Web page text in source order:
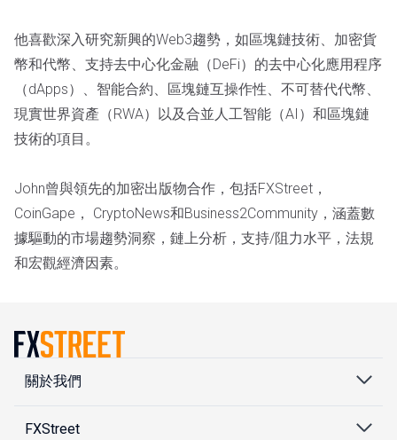
他喜歡深入研究新興的Web3趨勢，如區塊鏈技術、加密貨
幣和代幣、支持去中心化金融（DeFi）的去中心化應用程序
（dApps）、智能合約、區塊鏈互操作性、不可替代代幣、
現實世界資產（RWA）以及合並人工智能（AI）和區塊鏈
技術的項目。
John曾與領先的加密出版物合作，包括FXStreet，
CoinGape， CryptoNews和Business2Community，涵蓋數
據驅動的市場趨勢洞察，鏈上分析，支持/阻力水平，法規
和宏觀經濟因素。
關於我們
FXStreet